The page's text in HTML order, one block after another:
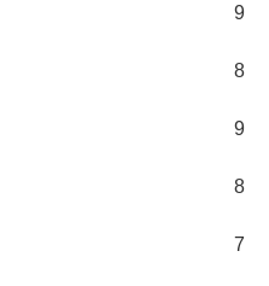
9
8
9
8
7